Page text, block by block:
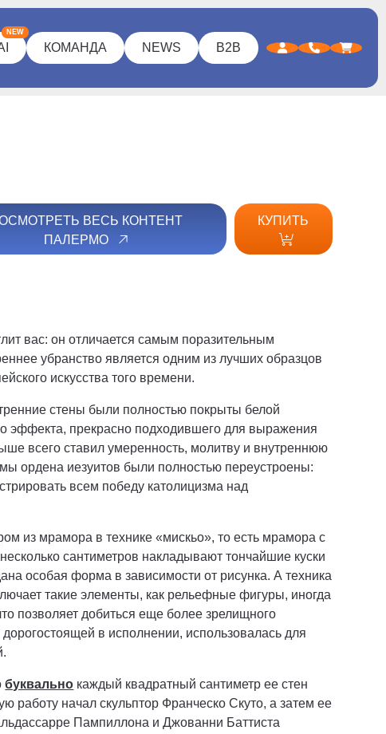
NEW
КОМАНДА NEWS B2B
ВЕСЬ КОНТЕНТ
ПАЛЕРМО
КУПИТЬ
вас: он отличается самым поразительным
убранство является одним из лучших образцов
искусства того времени.
стены были полностью покрыты белой
эффекта, прекрасно подходившего для выражения
всего ставил умеренность, молитву и внутреннюю
ордена иезуитов были полностью переустроены:
всем победу католицизма над
из мрамора в технике «мискьо», то есть мрамора с
сантиметров накладывают тончайшие куски
особая форма в зависимости от рисунка. А техника
такие элементы, как рельефные фигуры, иногда
позволяет добиться еще более зрелищного
в исполнении, использовалась для
буквально каждый квадратный сантиметр ее стен
работу начал скульптор Франческо Скуто, а затем ее
Пампиллона и Джованни Баттиста